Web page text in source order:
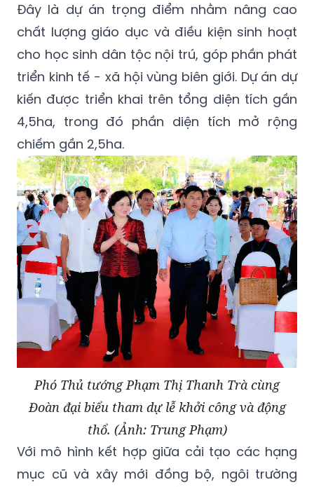
Đây là dự án trọng điểm nhằm nâng cao
chất lượng giáo dục và điều kiện sinh hoạt
cho học sinh dân tộc nội trú, góp phần phát
triển kinh tế - xã hội vùng biên giới. Dự án dự
kiến được triển khai trên tổng diện tích gần
4,5ha, trong đó phần diện tích mở rộng
chiếm gần 2,5ha.
Phó Thủ tướng Phạm Thị Thanh Trà cùng
Đoàn đại biểu tham dự lễ khởi công và động
thổ. (Ảnh: Trung Phạm)
Với mô hình kết hợp giữa cải tạo các hạng
mục cũ và xây mới đồng bộ, ngôi trường